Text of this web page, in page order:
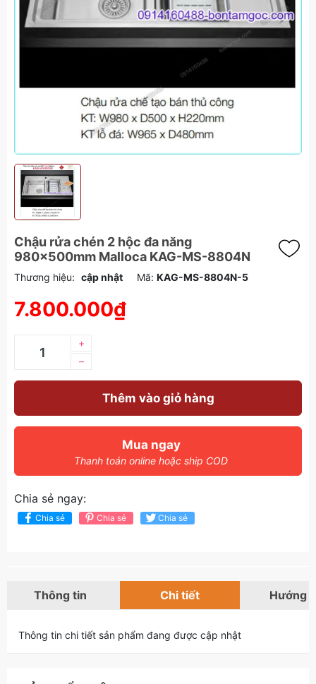
Chậu rửa chén 2 hộc đa năng
980x500mm Malloca KAG-MS-8804N
Thương hiệu: cập nhật Mã: KAG-MS-8804N-5
7.800.000₫
–
+
Thêm vào giỏ hàng
Mua ngay
Thanh toán online hoặc ship COD
Chia sẻ ngay:
Chia sẻ Chia sẻ Chia sẻ
Thông tin Chi tiết Hướng
Thông tin chi tiết sản phẩm đang được cập nhật